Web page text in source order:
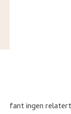
fant ingen